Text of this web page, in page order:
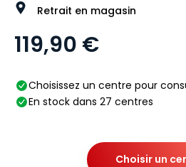
Retrait en magasin
119,90 €
Choisissez un centre pour
En stock dans 27 centres
Choisir un